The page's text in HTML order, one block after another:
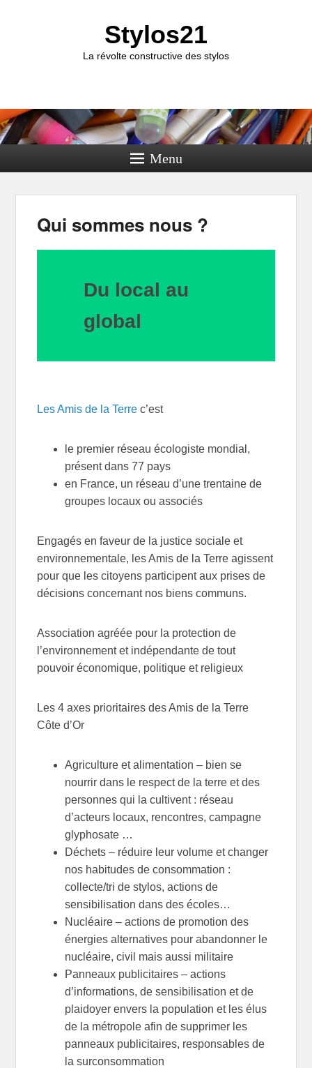
Stylos21
La révolte constructive des stylos
Menu
Qui sommes nous ?
Du local au
global
Les Amis de la Terre c’est
le premier réseau écologiste mondial,
présent dans 77 pays
en France, un réseau d’une trentaine de
groupes locaux ou associés
Engagés en faveur de la justice sociale et
environnementale, les Amis de la Terre agissent
pour que les citoyens participent aux prises de
décisions concernant nos biens communs.
Association agréée pour la protection de
l’environnement et indépendante de tout
pouvoir économique, politique et religieux
Les 4 axes prioritaires des Amis de la Terre
Côte d’Or
Agriculture et alimentation – bien se
nourrir dans le respect de la terre et des
personnes qui la cultivent : réseau
d’acteurs locaux, rencontres, campagne
glyphosate …
Déchets – réduire leur volume et changer
nos habitudes de consommation :
collecte/tri de stylos, actions de
sensibilisation dans des écoles…
Nucléaire – actions de promotion des
énergies alternatives pour abandonner le
nucléaire, civil mais aussi militaire
Panneaux publicitaires – actions
d’informations, de sensibilisation et de
plaidoyer envers la population et les élus
de la métropole afin de supprimer les
panneaux publicitaires, responsables de
la surconsommation